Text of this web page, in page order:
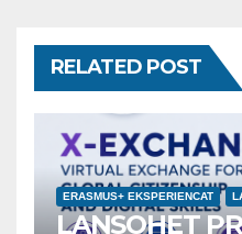
RELATED POST
ERASMUS+ EKSPERIENCAT
LANSOHET